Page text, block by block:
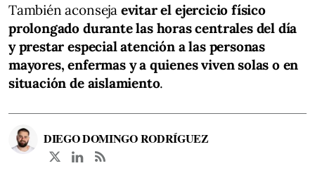
También aconseja evitar el ejercicio físico
prolongado durante las horas centrales del día
y prestar especial atención a las personas
mayores, enfermas y a quienes viven solas o en
situación de aislamiento.
DIEGO DOMINGO RODRÍGUEZ